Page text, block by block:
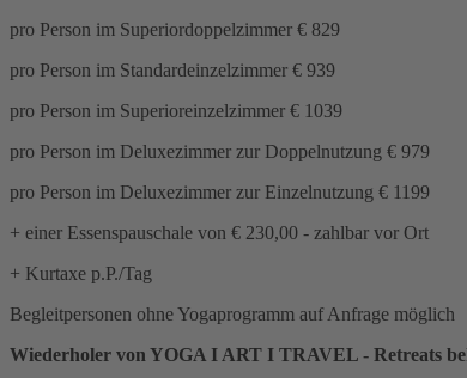
pro Person im Superiordoppelzimmer € 829
pro Person im Standardeinzelzimmer € 939
pro Person im Superioreinzelzimmer € 1039
pro Person im Deluxezimmer zur Doppelnutzung € 979
pro Person im Deluxezimmer zur Einzelnutzung € 1199
+ einer Essenspauschale von € 230,00 - zahlbar vor Ort
+ Kurtaxe p.P./Tag
Begleitpersonen ohne Yogaprogramm auf Anfrage möglich
Wiederholer von YOGA I ART I TRAVEL - Retreats